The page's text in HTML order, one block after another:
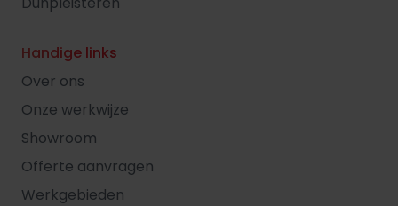
Handige links
Over ons
Onze werkwijze
Showroom
Offerte aanvragen
Werkgebieden